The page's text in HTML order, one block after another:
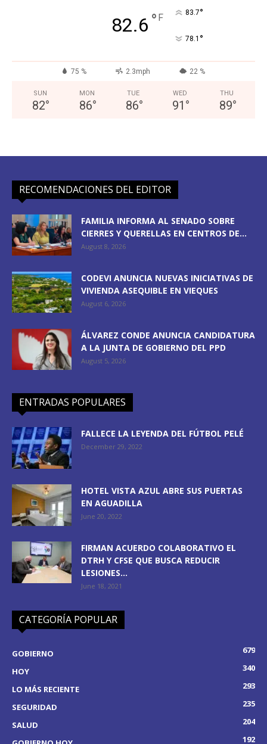
82.6 ° F 83.7°
78.1 °
75 % 2.3mph 22 %
SUN
82°
MON
86°
TUE
86°
WED
91 °
THU
89°
RECOMENDACIONES DEL EDITOR
FAMILIA INFORMA AL SENADO SOBRE
CIERRES Y QUERELLAS EN CENTROS DE...
August 8, 2026
CODEVI ANUNCIA NUEVAS INICIATIVAS DE
VIVIENDA ASEQUIBLE EN VIEQUES
August 6, 2026
ÁLVAREZ CONDE ANUNCIA CANDIDATURA
A LA JUNTA DE GOBIERNO DEL PPD
August 5, 2026
ENTRADAS POPULARES
FALLECE LA LEYENDA DEL FÚTBOL PELÉ
December 29, 2022
HOTEL VISTA AZUL ABRE SUS PUERTAS
EN AGUADILLA
June 20, 2022
FIRMAN ACUERDO COLABORATIVO EL
DTRH Y CFSE QUE BUSCA REDUCIR
LESIONES...
June 18, 2021
CATEGORÍA POPULAR
GOBIERNO
679
HOY
340
LO MÁS RECIENTE
293
SEGURIDAD
235
SALUD
204
192